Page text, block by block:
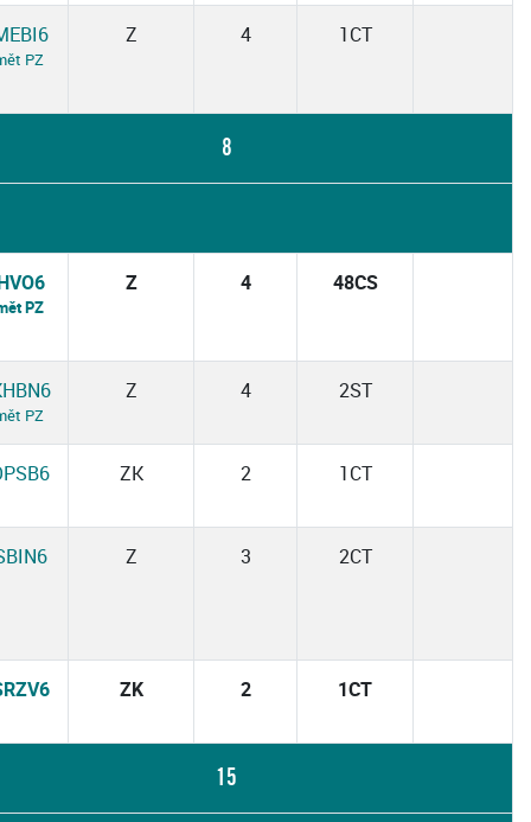
PZ
Z 4 1CT
8
PZ
Z 4 48CS
PZ
Z 4 2ST
ZK 2 1CT
Z 3 2CT
ZK 2 1CT
15